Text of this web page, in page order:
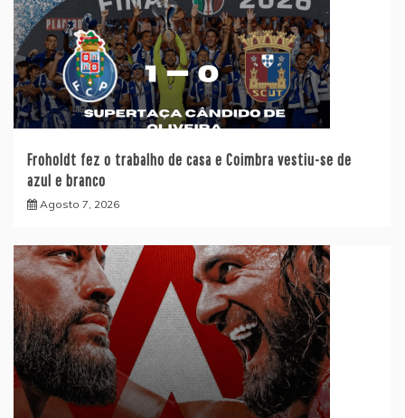
Froholdt fez o trabalho de casa e Coimbra vestiu-se de
azul e branco
Agosto 7, 2026